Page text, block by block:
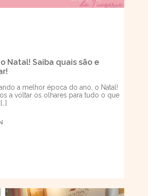
Natal! Saiba quais são e
a melhor época do ano, o Natal!
a voltar os olhares para tudo o que